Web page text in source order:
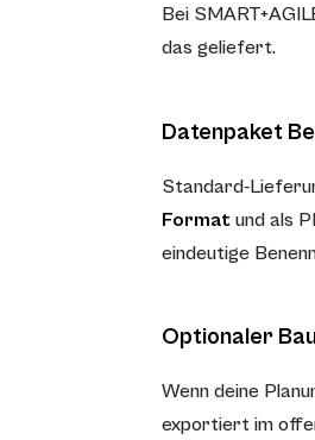
Bei
das geliefert.
Datenpaket
Standard-
Format und als
eindeutige
Optionaler
Wenn deine
exportiert im